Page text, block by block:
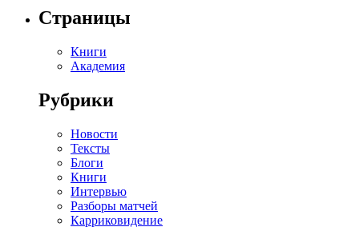
Страницы
Книги
Академия
Рубрики
Новости
Тексты
Блоги
Книги
Интервью
Разборы матчей
Карриковидение